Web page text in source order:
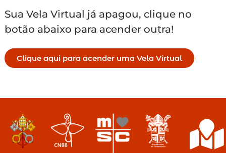
Sua Vela Virtual já apagou, clique no
botão abaixo para acender outra!
Clique aqui para acender uma Vela Virtual